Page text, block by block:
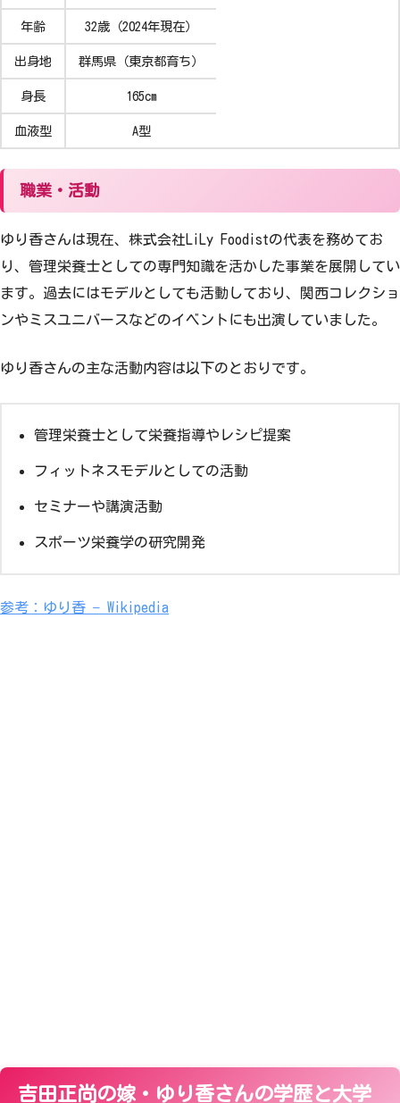
年齢 32歳（2024年現在）
出身地 群馬県（東京都育ち）
身長 165cm
血液型 A型
職業・活動
ゆり香さんは現在、株式会社LiLy Foodistの代表を務めてお
り、管理栄養士としての専門知識を活かした事業を展開してい
ます。過去にはモデルとしても活動しており、関西コレクショ
ンやミスユニバースなどのイベントにも出演していました。
ゆり香さんの主な活動内容は以下のとおりです。
管理栄養士として栄養指導やレシピ提案
フィットネスモデルとしての活動
セミナーや講演活動
スポーツ栄養学の研究開発
参考：ゆり香 – Wikipedia
吉田正尚の嫁・ゆり香さんの学歴と大学